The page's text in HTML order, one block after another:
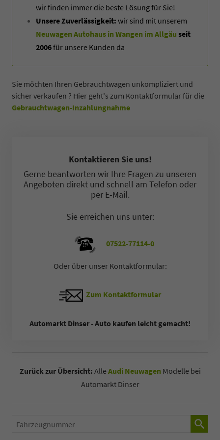
wir finden immer die beste Lösung für Sie!
Unsere Zuverlässigkeit: wir sind mit unserem
Neuwagen Autohaus in Wangen im Allgäu seit
2006für unsere Kunden da
Sie möchten Ihren Gebrauchtwagen unkompliziert und
sicher verkaufen ? Hier geht's zum Kontaktformular für die
Gebrauchtwagen-Inzahlungnahme
Kontaktieren Sie uns!
Gerne beantworten wir Ihre Fragen zu unseren
Angeboten direkt und schnell am Telefon oder
per E-Mail.
Sie erreichen uns unter:
07522-77114-0
Oder über unser Kontaktformular:
Zum Kontaktformular
Automarkt Dinser - Auto kaufen leicht gemacht!
Zurück zur Übersicht: AlleAudi Neuwagen Modelle bei
Automarkt Dinser
Fahrzeugnummer